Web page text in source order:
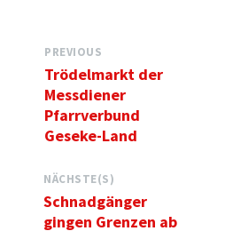
PREVIOUS
Trödelmarkt der
Messdiener
Pfarrverbund
Geseke-Land
NÄCHSTE(S)
Schnadgänger
gingen Grenzen ab